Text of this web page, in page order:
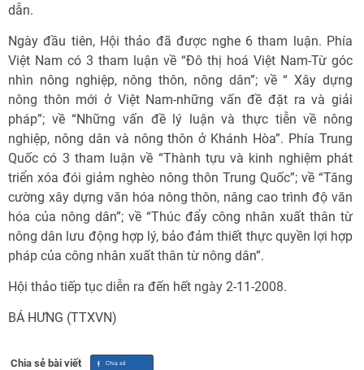
dẫn.
Ngày đầu tiên, Hội thảo đã được nghe 6 tham luận. Phía
Việt Nam có 3 tham luận về “Đô thị hoá Việt Nam-Từ góc
nhìn nông nghiệp, nông thôn, nông dân”; về “ Xây dựng
nông thôn mới ở Việt Nam-những vấn đề đặt ra và giải
pháp”; về “Những vấn đề lý luận và thực tiễn về nông
nghiệp, nông dân và nông thôn ở Khánh Hòa”. Phía Trung
Quốc có 3 tham luận về “Thành tựu và kinh nghiệm phát
triển xóa đói giảm nghèo nông thôn Trung Quốc”; về “Tăng
cường xây dựng văn hóa nông thôn, nâng cao trình độ văn
hóa của nông dân”; về “Thúc đẩy công nhân xuất thân từ
nông dân lưu động hợp lý, bảo đảm thiết thực quyền lợi hợp
pháp của công nhân xuất thân từ nông dân”.
Hội thảo tiếp tục diễn ra đến hết ngày 2-11-2008.
BÁ HƯNG (TTXVN)
Chia sẻ bài viết